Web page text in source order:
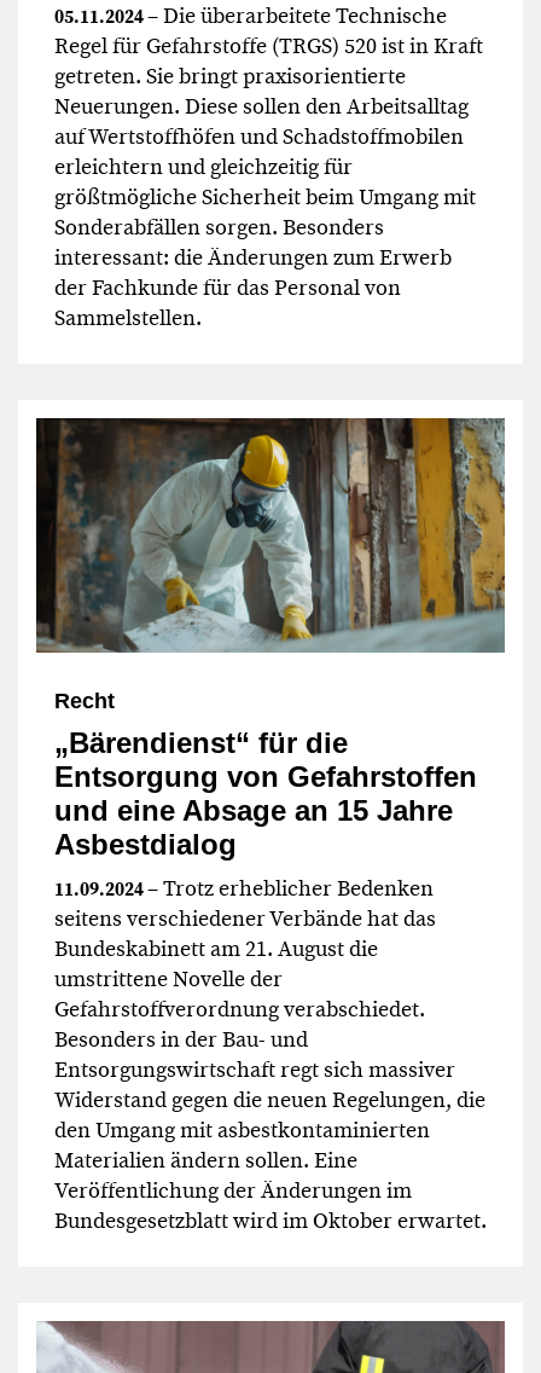
05.11.2024– Die überarbeitete Technische
Regel für Gefahrstoffe (TRGS) 520 ist in Kraft
getreten. Sie bringt praxisorientierte
Neuerungen. Diese sollen den Arbeitsalltag
auf Wertstoffhöfen und Schadstoffmobilen
erleichtern und gleichzeitig für
größtmögliche Sicherheit beim Umgang mit
Sonderabfällen sorgen. Besonders
interessant: die Änderungen zum Erwerb
der Fachkunde für das Personal von
Sammelstellen.
Recht
„Bärendienst“ für die
Entsorgung von Gefahrstoffen
und eine Absage an 15 Jahre
Asbestdialog
11.09.2024– Trotz erheblicher Bedenken
seitens verschiedener Verbände hat das
Bundeskabinett am 21. August die
umstrittene Novelle der
Gefahrstoffverordnung verabschiedet.
Besonders in der Bau- und
Entsorgungswirtschaft regt sich massiver
Widerstand gegen die neuen Regelungen, die
den Umgang mit asbestkontaminierten
Materialien ändern sollen. Eine
Veröffentlichung der Änderungen im
Bundesgesetzblatt wird im Oktober erwartet.